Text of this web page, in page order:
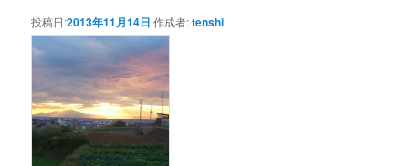
投稿日:2013年11月14日 作成者:tenshi